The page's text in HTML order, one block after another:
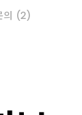
의 (2)